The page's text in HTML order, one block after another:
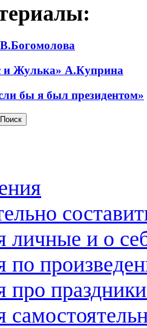
и Жулька» А.Куприна
бы я был президентом»
личные и о
по
про